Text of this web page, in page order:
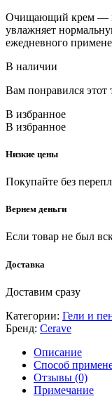
Очищающий крем —
увлажняет
ежедневного
В наличии
Вам понравился этот
В избранное
В избранное
Низкие цены
Покупайте без
Вернем деньги
Если товар не был
Доставка
Доставим сразу
Категории: Гели и
Бренд: Cerave
Описание
Способ
Отзывы (0)
Примечание